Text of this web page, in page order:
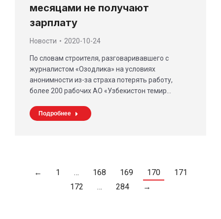
месяцами не получают
зарплату
Новости 2020-10-24
По словам строителя, разговаривавшего с
журналистом «Озодлика» на условиях
анонимности из-за страха потерять работу,
более 200 рабочих АО «Узбекистон темир…
Подробнее
← 1 … 168 169 170
171
172
… 284 →